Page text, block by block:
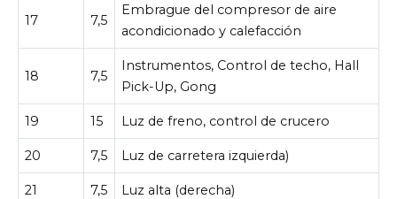
17 7,5
Embrague del compresor de aire
acondicionado y calefacción
18 7,5
Instrumentos, Control de techo, Hall
Pick-Up, Gong
19 15 Luz de freno, control de crucero
20 7,5 Luz de carretera izquierda)
21 7,5 Luz alta (derecha)